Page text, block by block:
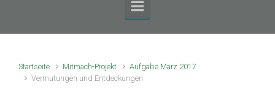
Startseite Mitmach-Projekt
Aufgabe März 2017
Vermutungen und Entdeckungen